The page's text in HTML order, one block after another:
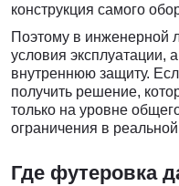
конструкция самого
Поэтому в инженерной
условия эксплуатации,
внутреннюю защиту.
получить решение,
только на уровне
ограничения в
Где футеровка